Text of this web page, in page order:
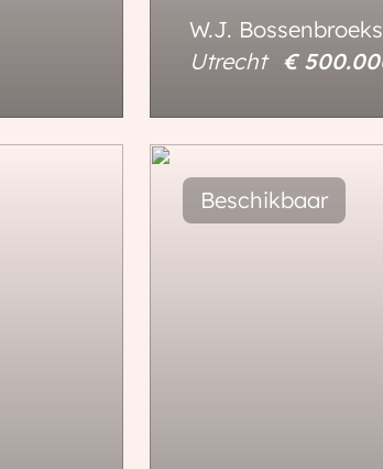
W.J.
Utrecht
€
120 m²